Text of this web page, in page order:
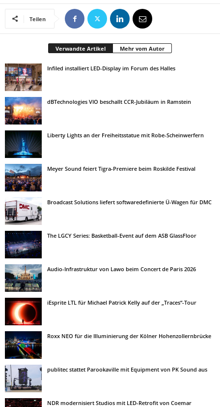
Teilen
Verwandte Artikel Mehr vom Autor
Infiled installiert LED-Display im Forum des Halles
dBTechnologies VIO beschallt CCR-Jubiläum in Ramstein
Liberty Lights an der Freiheitsstatue mit Robe-Scheinwerfern
Meyer Sound feiert Tigra-Premiere beim Roskilde Festival
Broadcast Solutions liefert softwaredefinierte Ü-Wagen für DMC
The LGCY Series: Basketball-Event auf dem ASB GlassFloor
Audio-Infrastruktur von Lawo beim Concert de Paris 2026
iEsprite LTL für Michael Patrick Kelly auf der „Traces“-Tour
Roxx NEO für die Illuminierung der Kölner Hohenzollernbrücke
publitec stattet Parookaville mit Equipment von PK Sound aus
NDR modernisiert Studios mit LED-Retrofit von Coemar